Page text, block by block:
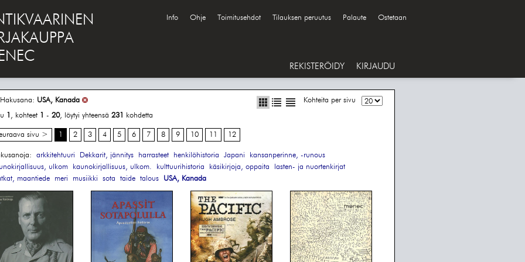
Info Ohje Toimitusehdot Tilauksen peruutus Palaute Ostetaan
REKISTERÖIDY KIRJAUDU
Kohteita per sivu
USA, Kanada
1 , kohteet 1 - 20, löytyi yhteensä 231 kohdetta
sivu > 1 2 3 4 5 6 7 8 9 10 11 12
arkkitehtuuri Dekkarit, jännitys harrasteet henkilöhistoria Japani
kansanperinne, -runous
ulkom
kaunokirjallisuus, ulkom. kulttuurihistoria käsikirjoja, oppaita
lasten- ja nuortenkirjat
maantiede
meri musiikki sota taide talous USA, Kanada